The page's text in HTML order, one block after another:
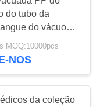
25
do tubo da
do vácuo
MOQ:10000pcs
NOS
da coleção